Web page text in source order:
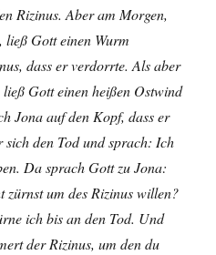
Rizinus. Aber am Morgen,
Gott einen Wurm
dass er verdorrte. Als aber
ließ Gott einen heißen Ostwind
Jona auf den Kopf, dass er
den Tod und sprach: Ich
Da sprach Gott zu Jona:
zürnst um des Rizinus willen?
ich bis an den Tod. Und
der Rizinus, um den du